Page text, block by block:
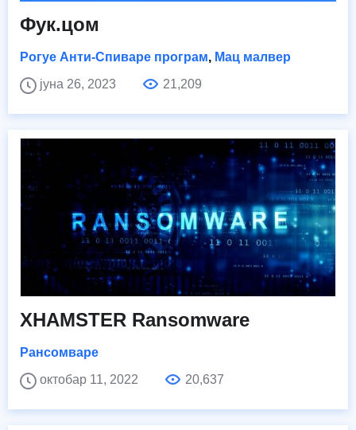
Фук.цом
Рогуе Анти-Спиваре програм, Мац малвер
јуна 26, 2023
21,209
XHAMSTER Ransomware
Рансомваре
октобар 11, 2022
20,637